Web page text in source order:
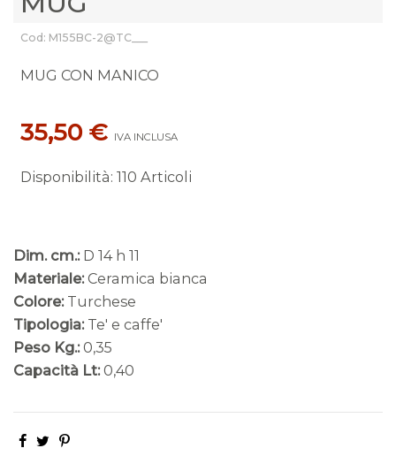
Cod: M155BC-2@TC___
MUG CON MANICO
35,50 € IVA INCLUSA
Disponibilità: 110 Articoli
Dim. cm.: D 14 h 11
Materiale: Ceramica bianca
Colore: Turchese
Tipologia: Te' e caffe'
Peso Kg.: 0,35
Capacità Lt: 0,40